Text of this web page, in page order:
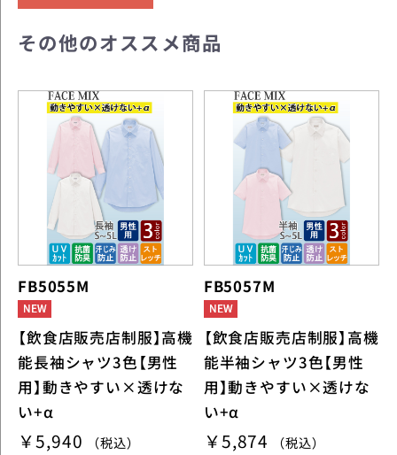
その他のオススメ商品
FB5055M
【飲食店販売店制服】高機
能長袖シャツ3色【男性
用】動きやすい×透けな
い+α
￥5,940 （税込）
FB5057M
【飲食店販売店制服】高機
能半袖シャツ3色【男性
用】動きやすい×透けな
い+α
￥5,874 （税込）